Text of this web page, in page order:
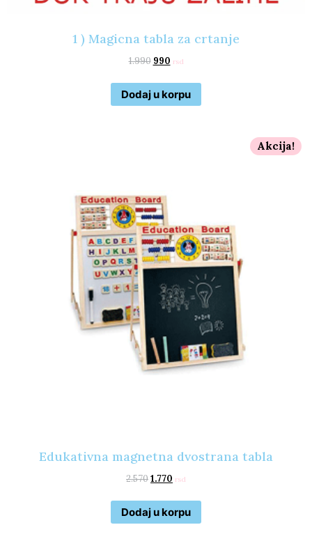
1 ) Magicna tabla za crtanje
1.990 990 rsd
Dodaj u korpu
Akcija!
Edukativna magnetna dvostrana tabla
2.5701.770 rsd
Dodaj u korpu